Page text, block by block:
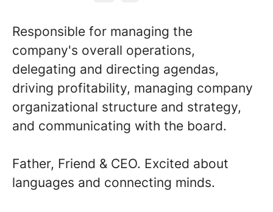
Responsible for managing the
company's overall operations,
delegating and directing agendas,
driving profitability, managing company
organizational structure and strategy,
and communicating with the board.
Father, Friend & CEO. Excited about
languages and connecting minds.